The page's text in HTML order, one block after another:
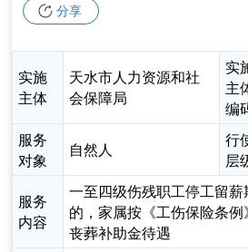
分享
实施
主体
天水市人力资源和社
会保障局
实
主
编
服务
对象
自然人
行
层
服务
内容
一至四级伤残职工停工留
的，家属按《工伤保险条例
丧葬补助金待遇